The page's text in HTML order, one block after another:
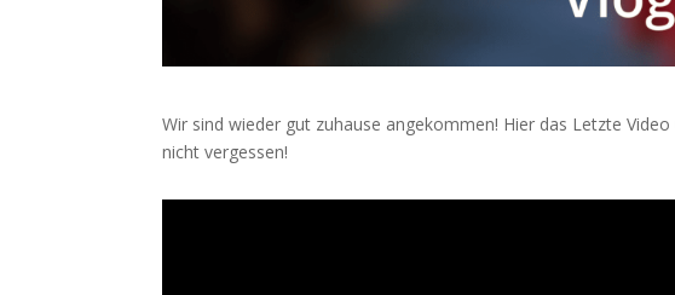
Wir sind wieder gut zuhause angekommen! Hier das Letzte
nicht vergessen!